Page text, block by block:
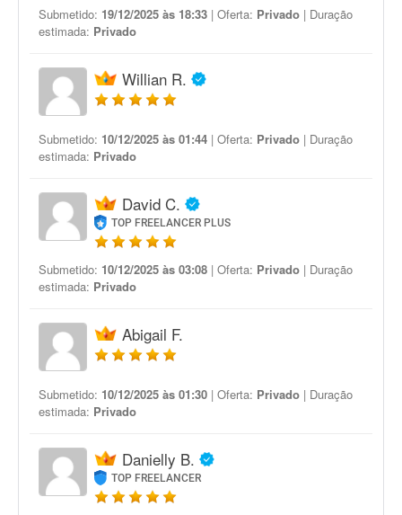
Submetido: 19/12/2025 às 18:33 | Oferta: Privado | Duração
estimada: Privado
Willian R.
Submetido: 10/12/2025 às 01:44 | Oferta: Privado | Duração
estimada: Privado
David C.
TOP FREELANCER PLUS
Submetido: 10/12/2025 às 03:08 | Oferta: Privado | Duração
estimada: Privado
Abigail F.
Submetido: 10/12/2025 às 01:30 | Oferta: Privado | Duração
estimada: Privado
Danielly B.
TOP FREELANCER